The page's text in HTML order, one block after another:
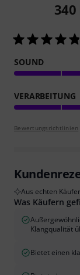
340
SOUND
VERARBEITUNG
Bewertungsrichtlinien
Aus echten
Was Käufern
Klangqualität
Bietet einen